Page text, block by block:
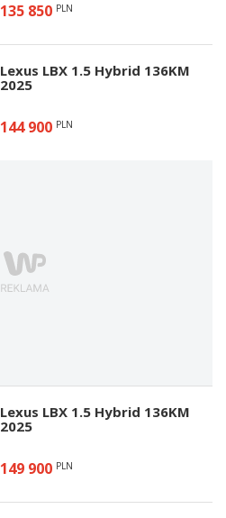
135 850 PLN
Lexus LBX 1.5 Hybrid 136KM
2025
144 900 PLN
Lexus LBX 1.5 Hybrid 136KM
2025
149 900 PLN